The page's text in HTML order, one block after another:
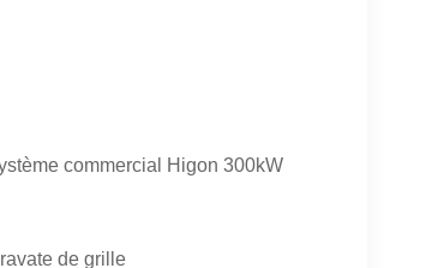
commercial Higon 300kW
de grille